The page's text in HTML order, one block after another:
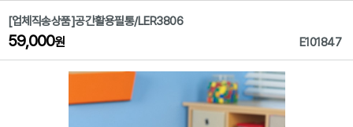
[업체직송상품]공간활용필통/LER3806
59,000원 E101847